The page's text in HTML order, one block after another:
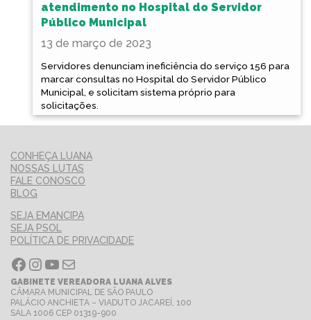
atendimento no Hospital do Servidor
Público Municipal
13 de março de 2023
Servidores denunciam ineficiência do serviço 156 para
marcar consultas no Hospital do Servidor Público
Municipal, e solicitam sistema próprio para
solicitações.
CONHEÇA LUANA
NOSSAS LUTAS
FALE CONOSCO
BLOG
SEJA EMANCIPA
SEJA PSOL
POLÍTICA DE PRIVACIDADE
Facebook InstagramYoutube E-mail
GABINETE VEREADORA LUANA ALVES
CÂMARA MUNICIPAL DE SÃO PAULO
PALÁCIO ANCHIETA – VIADUTO JACAREÍ, 100
SALA 1006 CEP 01319-900